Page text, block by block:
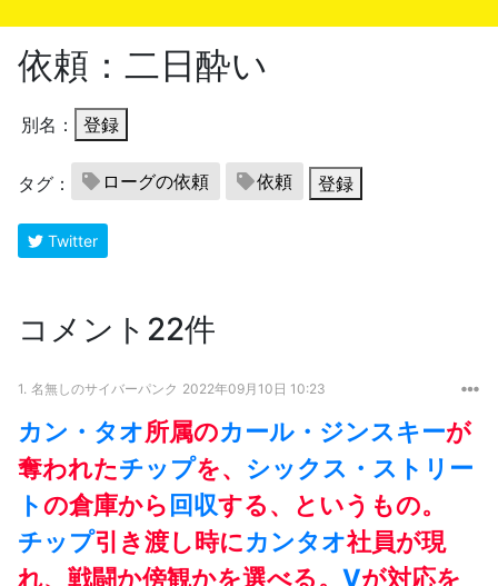
依頼：二日酔い
別名： 登録
タグ： ローグの依頼 依頼 登録
Twitter
コメント22件
1. 名無しのサイバーパンク 2022年09月10日 10:23
カン・タオ所属のカール・ジンスキーが
奪われたチップを、 シックス・ストリー
トの倉庫から 回収する、というもの。
チップ引き渡し時にカンタオ社員が現
れ、戦闘か傍観かを選べる。 Vが対応を